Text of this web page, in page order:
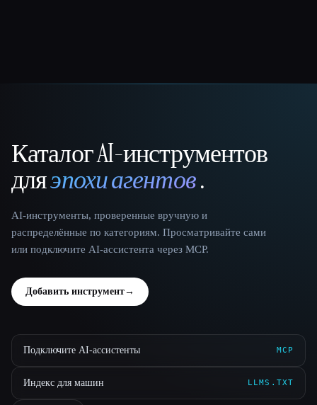
That AI Collection
Каталог AI-инструментов
дляэпохи агентов.
AI-инструменты, проверенные вручную и
распределённые по категориям. Просматривайте сами
или подключите AI-ассистента через MCP.
Добавить инструмент→
Подключите AI-ассистенты MCP
Индекс для машин LLMS.TXT